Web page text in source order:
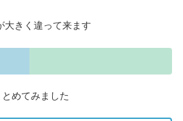
大きく違って来ます
めてみました